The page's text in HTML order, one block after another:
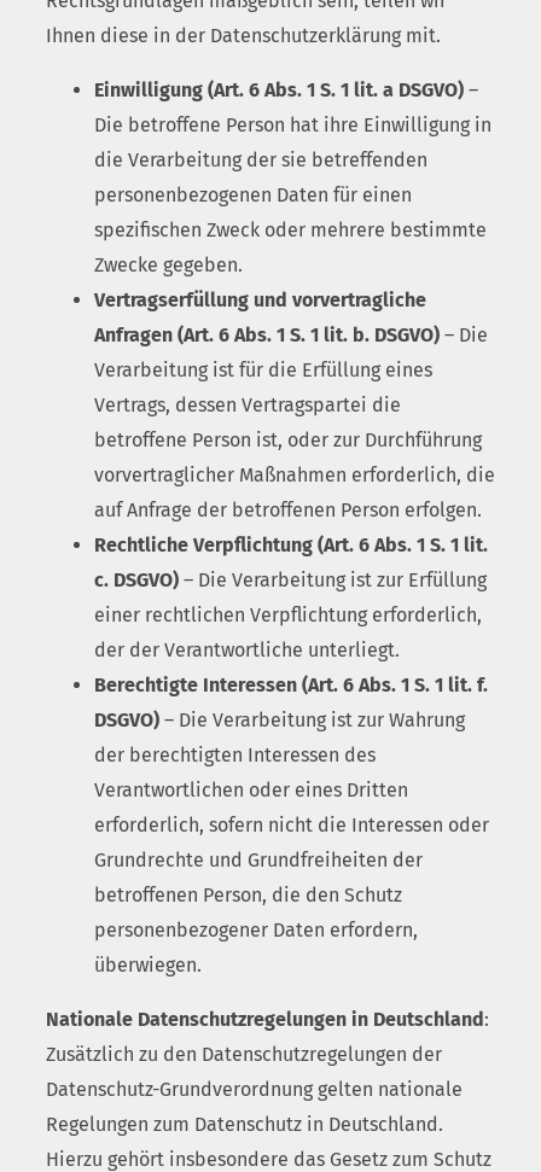
Ihnen diese in der Datenschutzerklärung mit.
Einwilligung (Art. 6 Abs. 1 S. 1 lit. a DSGVO) –
Die betroffene Person hat ihre Einwilligung in
die Verarbeitung der sie betreffenden
personenbezogenen Daten für einen
spezifischen Zweck oder mehrere bestimmte
Zwecke gegeben.
Vertragserfüllung und vorvertragliche
Anfragen (Art. 6 Abs. 1 S. 1 lit. b. DSGVO) – Die
Verarbeitung ist für die Erfüllung eines
Vertrags, dessen Vertragspartei die
betroffene Person ist, oder zur Durchführung
vorvertraglicher Maßnahmen erforderlich, die
auf Anfrage der betroffenen Person erfolgen.
Rechtliche Verpflichtung (Art. 6 Abs. 1 S. 1 lit.
c. DSGVO) – Die Verarbeitung ist zur Erfüllung
einer rechtlichen Verpflichtung erforderlich,
der der Verantwortliche unterliegt.
Berechtigte Interessen (Art. 6 Abs. 1 S. 1 lit. f.
DSGVO) – Die Verarbeitung ist zur Wahrung
der berechtigten Interessen des
Verantwortlichen oder eines Dritten
erforderlich, sofern nicht die Interessen oder
Grundrechte und Grundfreiheiten der
betroffenen Person, die den Schutz
personenbezogener Daten erfordern,
überwiegen.
Nationale Datenschutzregelungen in Deutschland:
Zusätzlich zu den Datenschutzregelungen der
Datenschutz-Grundverordnung gelten nationale
Regelungen zum Datenschutz in Deutschland.
Hierzu gehört insbesondere das Gesetz zum Schutz